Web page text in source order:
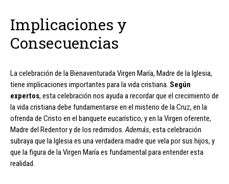
Implicaciones y
Consecuencias
La celebración de la Bienaventurada Virgen María, Madre de la Iglesia,
tiene implicaciones importantes para la vida cristiana. Según
expertos, esta celebración nos ayuda a recordar que el crecimiento de
la vida cristiana debe fundamentarse en el misterio de la Cruz, en la
ofrenda de Cristo en el banquete eucarístico, y en la Virgen oferente,
Madre del Redentor y de los redimidos.Además, esta celebración
subraya que la Iglesia es una verdadera madre que vela por sus hijos, y
que la figura de la Virgen María es fundamental para entender esta
realidad.